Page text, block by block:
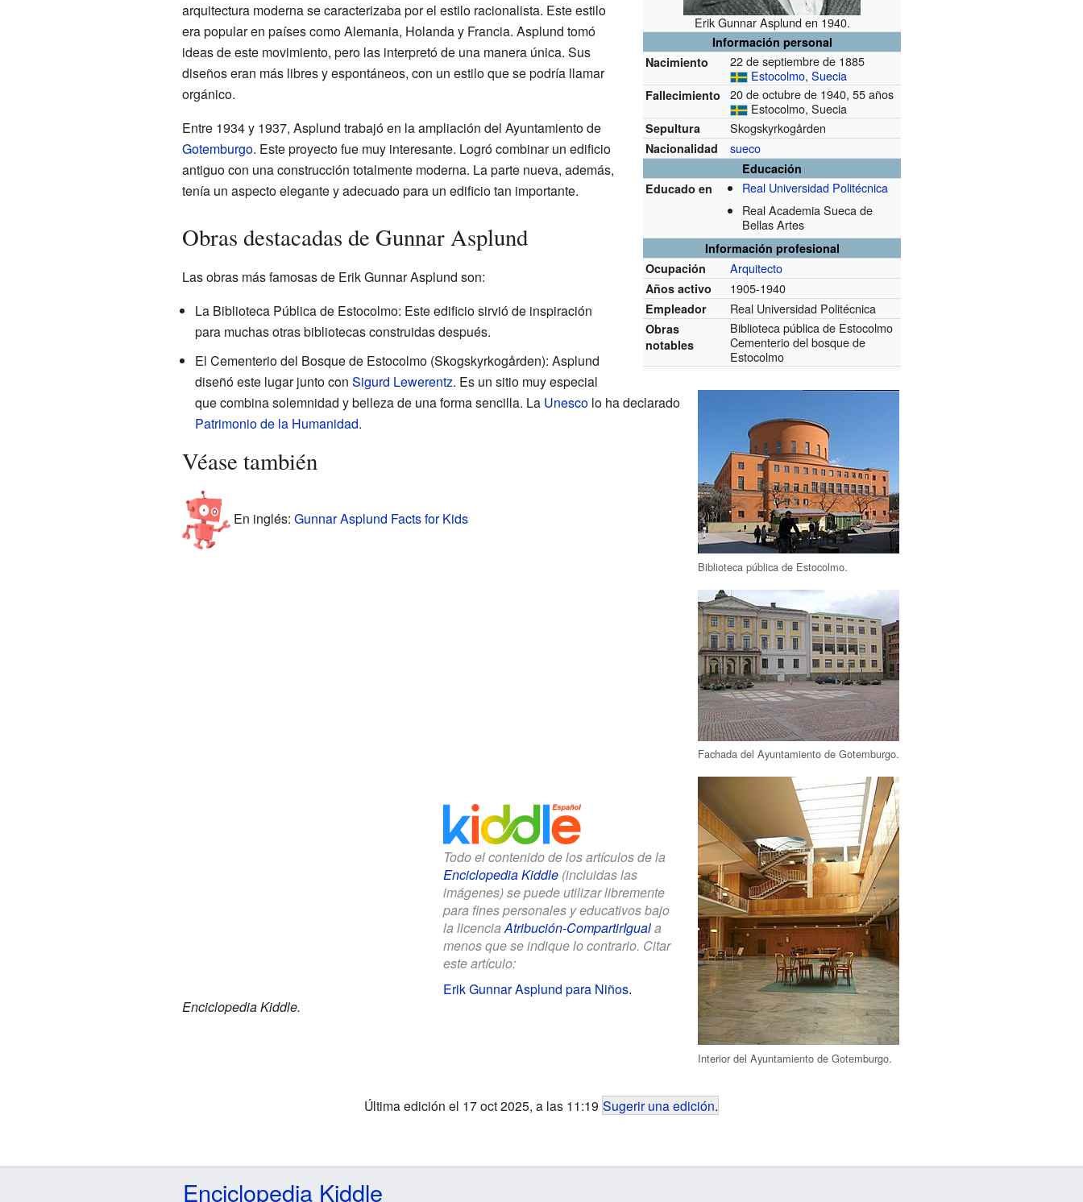
Erik Gunnar Asplund en 1940.
Información personal
Nacimiento
22 de septiembre de 1885
Estocolmo,Suecia
Fallecimiento
20 de octubre de 1940, 55 años
Estocolmo, Suecia
Sepultura Skogskyrkogården
Nacionalidad sueco
Educación
Educado en
Real Universidad Politécnica
Real Academia Sueca de
Bellas Artes
Información profesional
Ocupación
Arquitecto
Años activo 1905-1940
Empleador Real Universidad Politécnica
Obras
notables
Biblioteca pública de Estocolmo
Cementerio del bosque de
Estocolmo
Biblioteca pública de Estocolmo.
Fachada del Ayuntamiento de Gotemburgo.
Interior del Ayuntamiento de Gotemburgo.
arquitectura moderna se caracterizaba por el estilo racionalista. Este estilo
era popular en países como Alemania, Holanda y Francia. Asplund tomó
ideas de este movimiento, pero las interpretó de una manera única. Sus
diseños eran más libres y espontáneos, con un estilo que se podría llamar
orgánico.
Entre 1934 y 1937, Asplund trabajó en la ampliación del Ayuntamiento de
Gotemburgo. Este proyecto fue muy interesante. Logró combinar un edificio
antiguo con una construcción totalmente moderna. La parte nueva, además,
tenía un aspecto elegante y adecuado para un edificio tan importante.
Obras destacadas de Gunnar Asplund
Las obras más famosas de Erik Gunnar Asplund son:
La Biblioteca Pública de Estocolmo: Este edificio sirvió de inspiración
para muchas otras bibliotecas construidas después.
El Cementerio del Bosque de Estocolmo (Skogskyrkogården): Asplund
diseñó este lugar junto con Sigurd Lewerentz. Es un sitio muy especial
que combina solemnidad y belleza de una forma sencilla. La Unescolo ha declarado
Patrimonio de la Humanidad.
Véase también
En inglés: Gunnar Asplund Facts for Kids
Todo el contenido de los artículos de la
Enciclopedia Kiddle(incluidas las
imágenes) se puede utilizar libremente
para fines personales y educativos bajo
la licenciaAtribución-CompartirIguala
menos que se indique lo contrario. Citar
este artículo:
Erik Gunnar Asplund para Niños.
Enciclopedia Kiddle.
Última edición el 17 oct 2025, a las 11:19 Sugerir una edición.
Enciclopedia Kiddle